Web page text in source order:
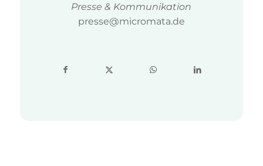
Presse & Kommunikation
presse@micromata.de